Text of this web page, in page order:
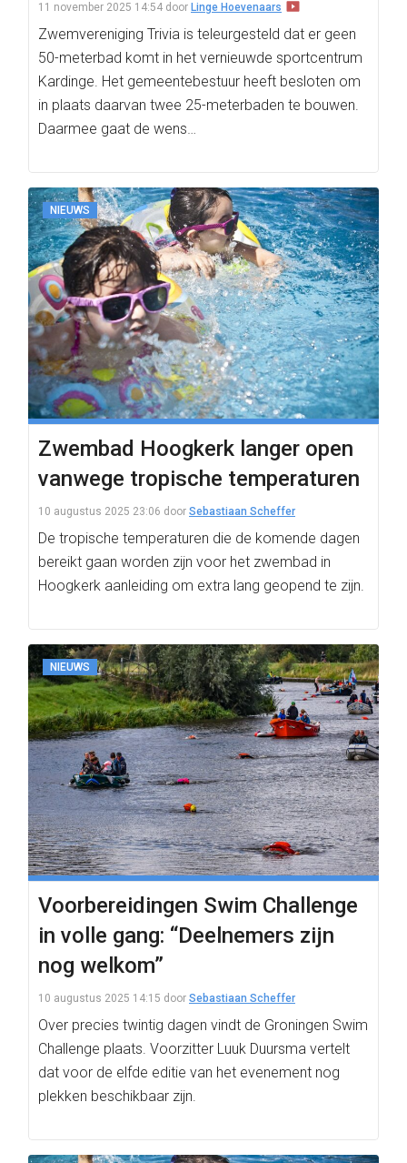
11 november 2025 14:54 door Linge Hoevenaars
Zwemvereniging Trivia is teleurgesteld dat er geen
50-meterbad komt in het vernieuwde sportcentrum
Kardinge. Het gemeentebestuur heeft besloten om
in plaats daarvan twee 25-meterbaden te bouwen.
Daarmee gaat de wens…
NIEUWS
Zwembad Hoogkerk langer open
vanwege tropische temperaturen
10 augustus 2025 23:06 door Sebastiaan Scheffer
De tropische temperaturen die de komende dagen
bereikt gaan worden zijn voor het zwembad in
Hoogkerk aanleiding om extra lang geopend te zijn.
NIEUWS
Voorbereidingen Swim Challenge
in volle gang: “Deelnemers zijn
nog welkom”
10 augustus 2025 14:15 door Sebastiaan Scheffer
Over precies twintig dagen vindt de Groningen Swim
Challenge plaats. Voorzitter Luuk Duursma vertelt
dat voor de elfde editie van het evenement nog
plekken beschikbaar zijn.